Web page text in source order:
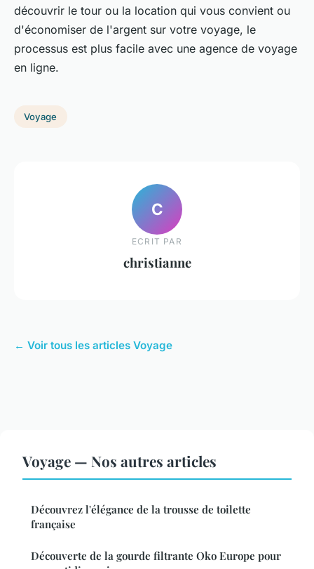
découvrir le tour ou la location qui vous convient ou
d'économiser de l'argent sur votre voyage, le
processus est plus facile avec une agence de voyage
en ligne.
Voyage
C
ECRIT PAR
christianne
← Voir tous les articles Voyage
Voyage — Nos autres articles
Découvrez l'élégance de la trousse de toilette
française
Découverte de la gourde filtrante Oko Europe pour